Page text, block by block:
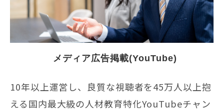
  メディア広告掲載(YouTube)
10年以上運営し、良質な視聴者を45万人以上抱
える国内最大級の人材教育特化YouTubeチャン